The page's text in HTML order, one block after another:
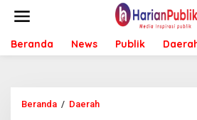
t
Beranda News Publik
Beranda / Daerah